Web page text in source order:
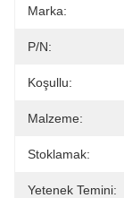
Marka:
P/N:
Koşullu:
Malzeme:
Stoklamak:
Yetenek Temini: